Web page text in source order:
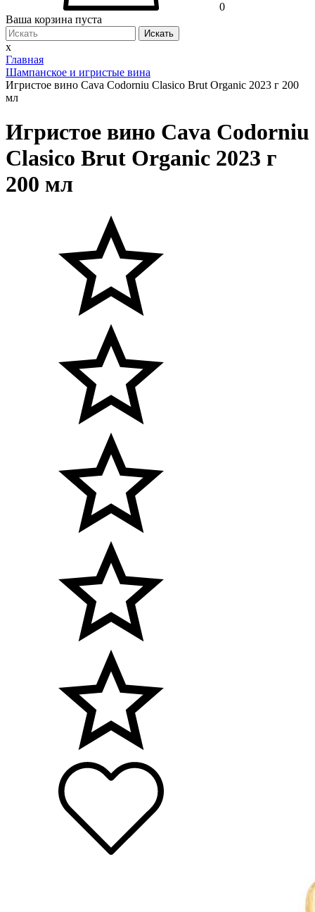
0
Ваша корзина пуста
Искать
x
Главная
Шампанское и игристые вина
Игристое вино Cava Codorniu Clasico Brut Organic 2023 г 200
мл
Игристое вино Cava Codorniu
Clasico Brut Organic 2023 г
200 мл